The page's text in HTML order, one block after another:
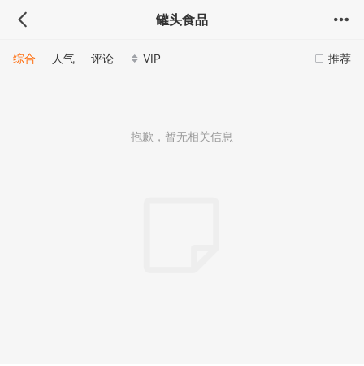
罐头食品
推荐
综合 人气 评论 VIP
抱歉，暂无相关信息